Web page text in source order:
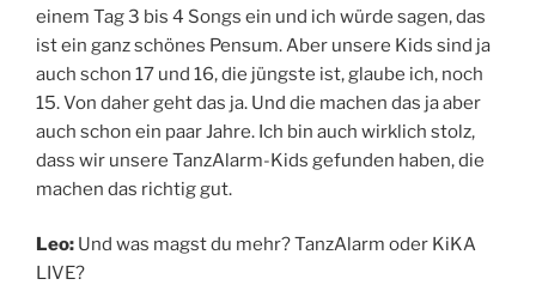
einem Tag 3 bis 4 Songs ein und ich würde sagen, das
ist ein ganz schönes Pensum. Aber unsere Kids sind ja
auch schon 17 und 16, die jüngste ist, glaube ich, noch
15. Von daher geht das ja. Und die machen das ja aber
auch schon ein paar Jahre. Ich bin auch wirklich stolz,
dass wir unsere TanzAlarm-Kids gefunden haben, die
machen das richtig gut.
Leo: Und was magst du mehr? TanzAlarm oder KiKA
LIVE?